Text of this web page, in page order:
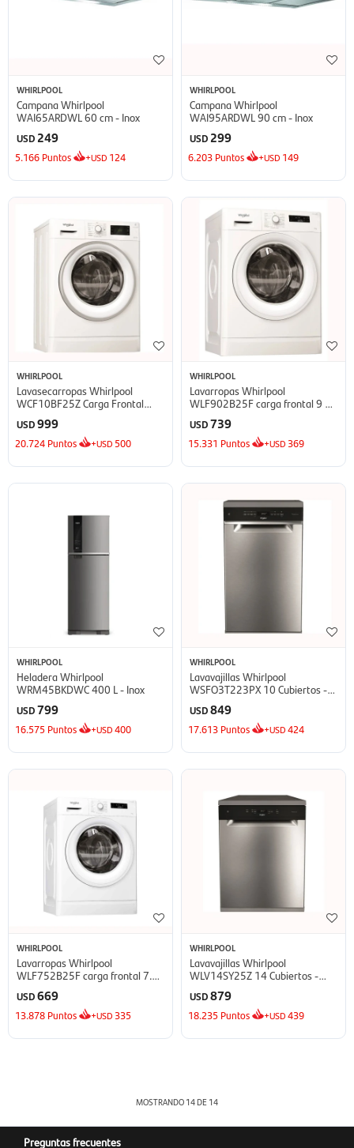
WHIRLPOOL
Campana Whirlpool
WAI65ARDWL 60 cm - Inox
USD 249
5.166 Puntos +USD 124
WHIRLPOOL
Campana Whirlpool
WAI95ARDWL 90 cm - Inox
USD 299
6.203 Puntos +USD 149
WHIRLPOOL
Lavasecarropas Whirlpool
WCF10BF25Z Carga Frontal
10.5 Kg/7 Kg - Blanco
USD999
20.724 Puntos +USD 500
WHIRLPOOL
Lavarropas Whirlpool
WLF902B25F carga frontal 9 kg
USD739
15.331 Puntos +USD 369
WHIRLPOOL
Heladera Whirlpool
WRM45BKDWC 400 L - Inox
USD799
16.575 Puntos +USD400
WHIRLPOOL
Lavavajillas Whirlpool
WSFO3T223PX 10 Cubiertos -
USD849
17.613 Puntos +USD424
WHIRLPOOL
Lavarropas Whirlpool
WLF752B25F carga frontal 7.5
USD669
13.878 Puntos +USD 335
WHIRLPOOL
Lavavajillas Whirlpool
WLV14SY25Z 14 Cubiertos -
USD879
18.235 Puntos +USD439
MOSTRANDO 14DE 14
Preguntas frecuentes